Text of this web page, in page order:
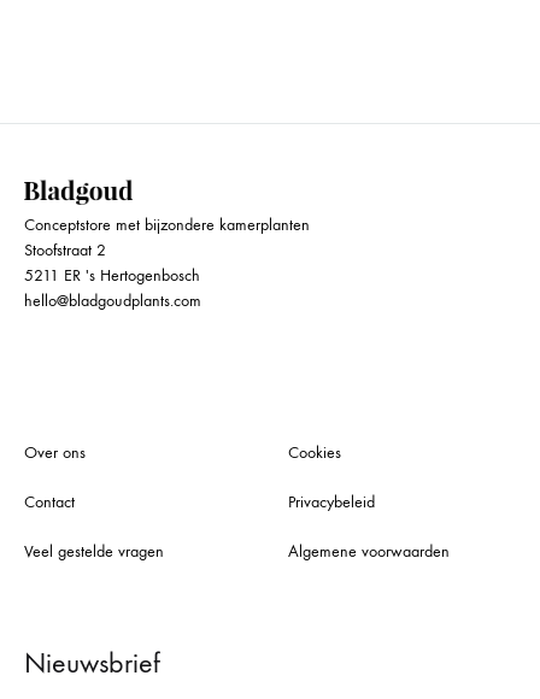
Conceptstore met bijzondere kamerplanten
Stoofstraat 2
5211 ER 's Hertogenbosch
hello@bladgoudplants.com
Over ons
Contact
Veel gestelde vragen
Cookies
Privacybeleid
Algemene voorwaarden
Nieuwsbrief